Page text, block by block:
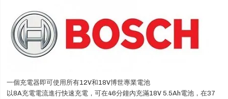
一個充電器即可使用所有12V和18V博世專業電池
以8A充電電流進行快速充電，可在46分鐘內充滿18V 5.5Ah電池，在37